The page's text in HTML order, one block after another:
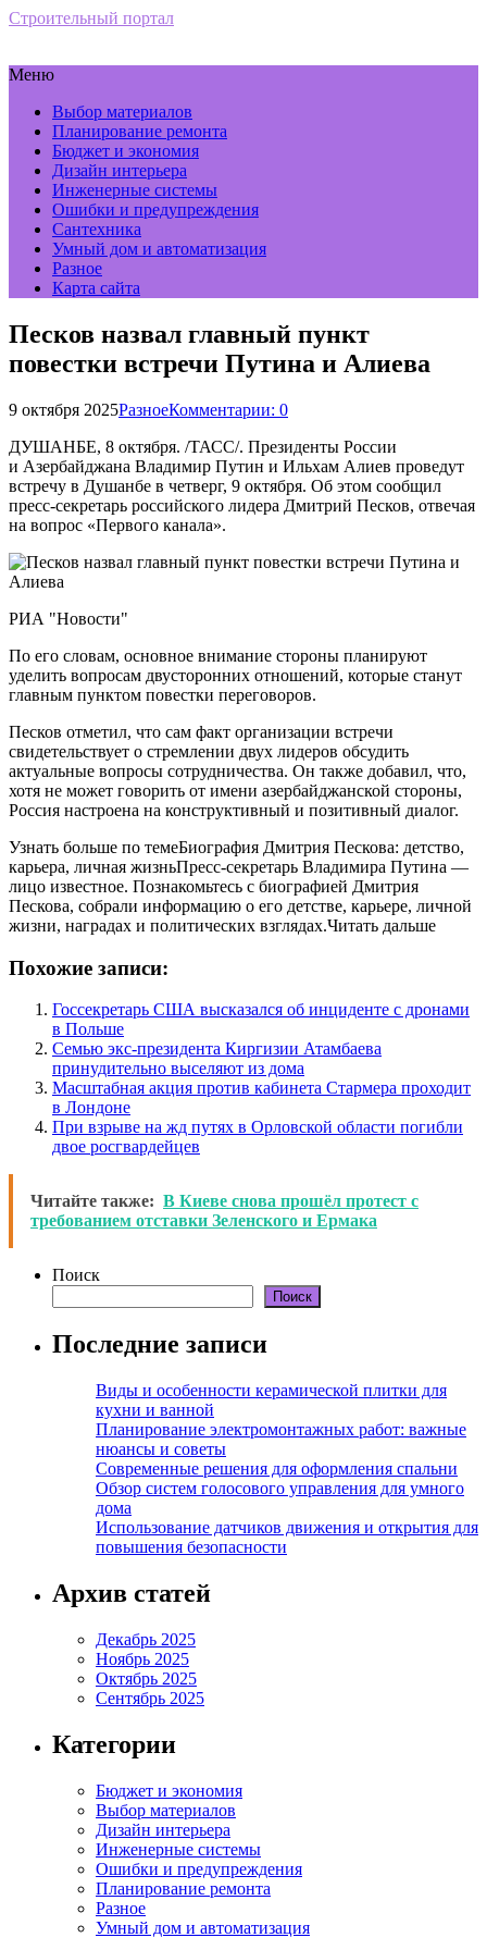
Строительный портал
Меню
Выбор материалов
Планирование ремонта
Бюджет и экономия
Дизайн интерьера
Инженерные системы
Ошибки и предупреждения
Сантехника
Умный дом и автоматизация
Разное
Карта сайта
Песков назвал главный пункт
повестки встречи Путина и Алиева
9 октября 2025РазноеКомментарии: 0
ДУШАНБЕ, 8 октября. /ТАСС/. Президенты России
и Азербайджана Владимир Путин и Ильхам Алиев проведут
встречу в Душанбе в четверг, 9 октября. Об этом сообщил
пресс-секретарь российского лидера Дмитрий Песков, отвечая
на вопрос «Первого канала».
РИА "Новости"
По его словам, основное внимание стороны планируют
уделить вопросам двусторонних отношений, которые станут
главным пунктом повестки переговоров.
Песков отметил, что сам факт организации встречи
свидетельствует о стремлении двух лидеров обсудить
актуальные вопросы сотрудничества. Он также добавил, что,
хотя не может говорить от имени азербайджанской стороны,
Россия настроена на конструктивный и позитивный диалог.
Узнать больше по темеБиография Дмитрия Пескова: детство,
карьера, личная жизньПресс-секретарь Владимира Путина —
лицо известное. Познакомьтесь с биографией Дмитрия
Пескова, собрали информацию о его детстве, карьере, личной
жизни, наградах и политических взглядах.Читать дальше
Похожие записи:
Госсекретарь США высказался об инциденте с дронами
в Польше
Семью экс-президента Киргизии Атамбаева
принудительно выселяют из дома
Масштабная акция против кабинета Стармера проходит
в Лондоне
При взрыве на жд путях в Орловской области погибли
двое росгвардейцев
Читайте также: В Киеве снова прошёл протест с
требованием отставки Зеленского и Ермака
Поиск
Поиск
Последние записи
Виды и особенности керамической плитки для
кухни и ванной
Планирование электромонтажных работ: важные
нюансы и советы
Современные решения для оформления спальни
Обзор систем голосового управления для умного
дома
Использование датчиков движения и открытия для
повышения безопасности
Архив статей
Декабрь 2025
Ноябрь 2025
Октябрь 2025
Сентябрь 2025
Категории
Бюджет и экономия
Выбор материалов
Дизайн интерьера
Инженерные системы
Ошибки и предупреждения
Планирование ремонта
Разное
Умный дом и автоматизация